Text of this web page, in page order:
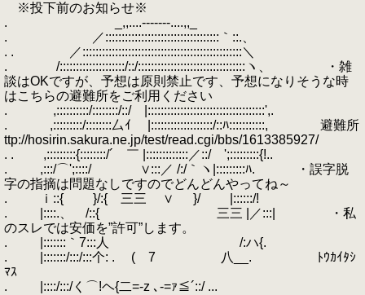
※投下前のお知らせ※
. _,,....-‐‐‐‐‐-....,,_
. ／:::::::::::::::::::::::::::::::::::｀::.、
. . ／:::::::::::::::::::::::::::::::::::::::::::::::::＼
. /::::::::::::::::::::/::/:::::::::::::::::::::::::::::::::ヽ、 ・雑
談はOKですが、予想は原則禁止です、予想になりそうな時
はこちらの避難所をご利用ください
. ,::::::::::/::::::::/::/ |::::::::::::::::::::::::::::::::::::',.
. ,:::::::::/::::::::厶ｲ |:::::::::::::::::::/::ﾊ:::::::::::, 避難所
ttp://hosirin.sakura.ne.jp/test/read.cgi/bbs/1613385927/
. . ,:::::::::{::::::::/´ ￣ |:::::::::::::／::/ ';:::::::::{!..
. ,:::/⌒';::::/ ∨:::／ /:/｀ヽ|:::::::::ﾊ. ・誤字脱
字の指摘は問題なしですのでどんどんやってね～
. ｉ::{ }/:{ 三三 ∨ }/ |::::::/!
. |::::.、 /::{ 三三 |／:::| ・私
のスレでは安価を”許可”します。
. |:::::::｀7:::人 /:ハ{.
. |:::::::/:::/:::个: . ( 7 八__. ﾄｳｶｲﾀｼ
ﾏｽ
. |::::/:::/く⌒!ヘ{二=‐z ､‐=ｧ≦´::/ ...